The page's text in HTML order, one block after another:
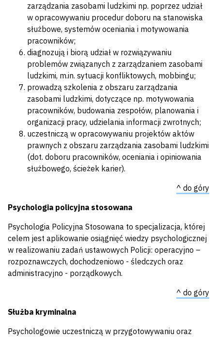
zarządzania zasobami ludzkimi np. poprzez udział
w opracowywaniu procedur doboru na stanowiska
służbowe, systemów oceniania i motywowania
pracowników;
diagnozują i biorą udział w rozwiązywaniu
problemów związanych z zarządzaniem zasobami
ludzkimi, m.in. sytuacji konfliktowych, mobbingu;
prowadzą szkolenia z obszaru zarządzania
zasobami ludzkimi, dotyczące np. motywowania
pracowników, budowania zespołów, planowania i
organizacji pracy, udzielania informacji zwrotnych;
uczestniczą w opracowywaniu projektów aktów
prawnych z obszaru zarządzania zasobami ludzkimi
(dot. doboru pracowników, oceniania i opiniowania
służbowego, ścieżek karier).
^ do góry
Psychologia policyjna stosowana
Psychologia Policyjna Stosowana to specjalizacja, której
celem jest aplikowanie osiągnięć wiedzy psychologicznej
w realizowaniu zadań ustawowych Policji: operacyjno –
rozpoznawczych, dochodzeniowo - śledczych oraz
administracyjno - porządkowych.
^ do góry
Służba kryminalna
Psychologowie uczestniczą w przygotowywaniu oraz